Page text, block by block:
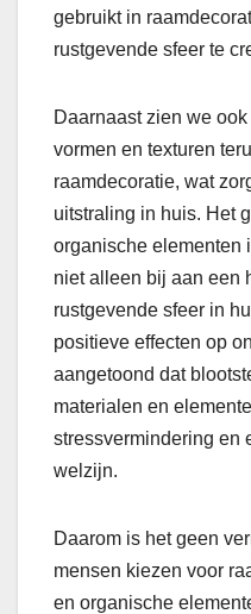
gebruikt in
rustgevende sfeer te
Daarnaast zien we
vormen en texturen
raamdecoratie, wat
uitstraling in huis. Het
organische elementen
niet alleen bij aan een
rustgevende sfeer in
positieve effecten op
aangetoond dat
materialen en
stressvermindering en
welzijn.
Daarom is het geen
mensen kiezen voor
en organische